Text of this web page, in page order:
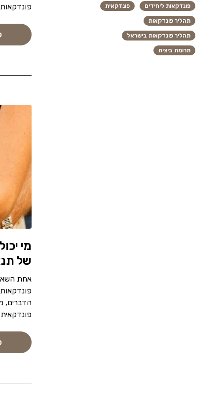
פונדקאות
מי
של
אחת
הדברים,
פונדקאית
פונדקאות ליחידים פונדקאית
תהליך פונדקאות
תהליך פונדקאות בישראל
תרומת ביצית